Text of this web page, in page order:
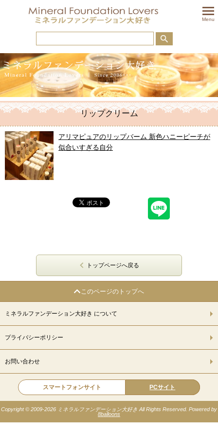
Menu
リップクリーム
アリマピュアのリップバーム 新色ハニーピーチが
似合いすぎる自分
トップページへ戻る
このページのトップへ
ミネラルファンデーション大好き について
プライバシーポリシー
お問い合わせ
スマートフォンサイト PCサイト
Copyright © 2009-2026 ミネラルファンデーション大好き All Rights Reserved. Powered by
8balloons